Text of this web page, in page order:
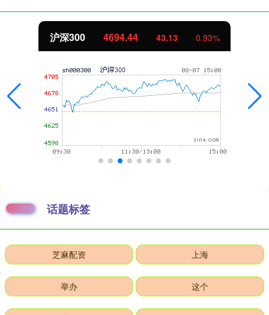
北证50 1134.24 11.37 1.01%
话题标签
芝麻配资 上海
举办 这个